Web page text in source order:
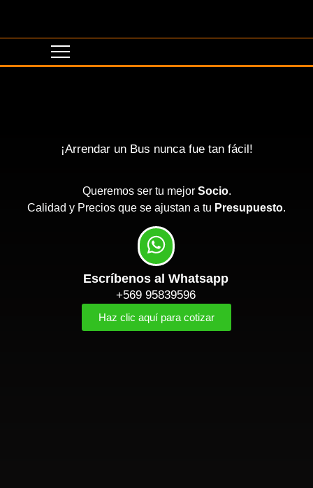
¡Arrendar un Bus nunca fue tan fácil!
Queremos ser tu mejor Socio.
Calidad y Precios que se ajustan a tu Presupuesto.
Escríbenos al Whatsapp
+569 95839596
Haz clic aquí para cotizar